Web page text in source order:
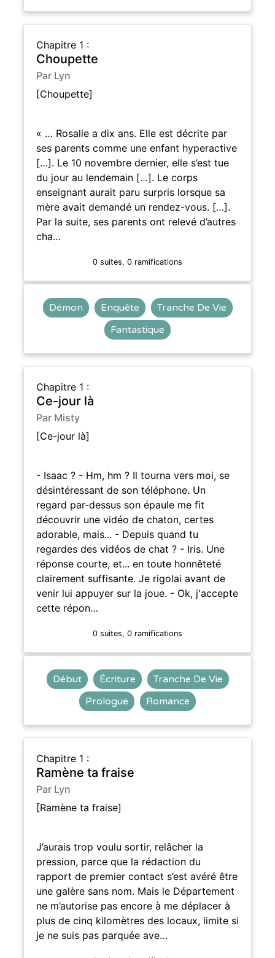
Chapitre 1 :
Choupette
Par Lyn
[Choupette]
« … Rosalie a dix ans. Elle est décrite par
ses parents comme une enfant hyperactive
[…]. Le 10 novembre dernier, elle s’est tue
du jour au lendemain […]. Le corps
enseignant aurait paru surpris lorsque sa
mère avait demandé un rendez-vous. […].
Par la suite, ses parents ont relevé d’autres
cha…
0 suites, 0 ramifications
Démon Enquête
Tranche De Vie
Fantastique
Chapitre 1 :
Ce-jour là
Par Misty
[Ce-jour là]
- Isaac ? - Hm, hm ? Il tourna vers moi, se
désintéressant de son téléphone. Un
regard par-dessus son épaule me fit
découvrir une vidéo de chaton, certes
adorable, mais... - Depuis quand tu
regardes des vidéos de chat ? - Iris. Une
réponse courte, et... en toute honnêteté
clairement suffisante. Je rigolai avant de
venir lui appuyer sur la joue. - Ok, j'accepte
cette répon…
0 suites, 0 ramifications
Début Écriture
Tranche De Vie
Prologue
Romance
Chapitre 1 :
Ramène ta fraise
Par Lyn
[Ramène ta fraise]
J’aurais trop voulu sortir, relâcher la
pression, parce que la rédaction du
rapport de premier contact s’est avéré être
une galère sans nom. Mais le Département
ne m’autorise pas encore à me déplacer à
plus de cinq kilomètres des locaux, limite si
je ne suis pas parquée ave…